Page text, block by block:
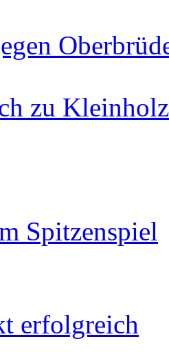
zu Kleinholz
Spitzenspiel
erfolgreich